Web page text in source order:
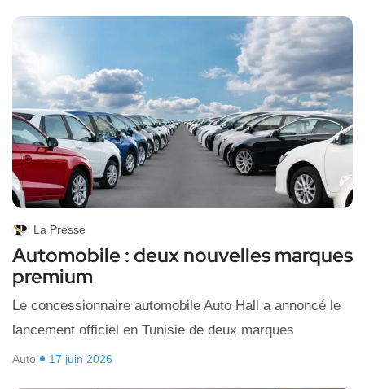
La Presse
Automobile : deux nouvelles marques
premium
Le concessionnaire automobile Auto Hall a annoncé le
lancement officiel en Tunisie de deux marques
Auto 17 juin 2026